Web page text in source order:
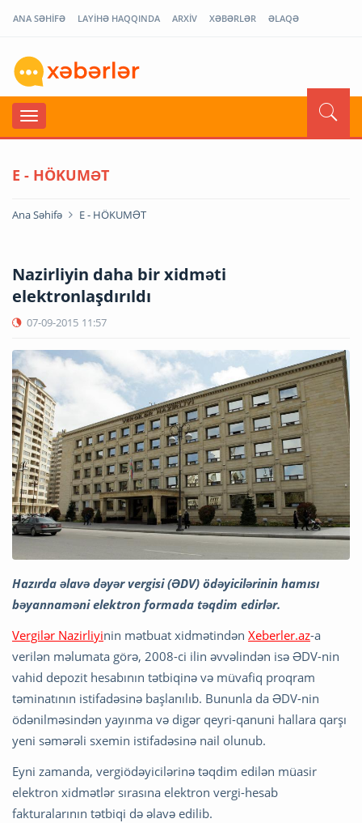
ANA SƏHİFƏ LAYİHƏ HAQQINDA ARXİV XƏBƏRLƏR ƏLAQƏ
E - HÖKUMƏT
Ana Səhifə E - HÖKUMƏT
Nazirliyin daha bir xidməti
elektronlaşdırıldı
07-09-2015 11:57
Hazırda əlavə dəyər vergisi (ƏDV) ödəyicilərinin hamısı
bəyannaməni elektron formada təqdim edirlər.
Vergilər Nazirliyinin mətbuat xidmətindən Xeberler.az-a
verilən məlumata görə, 2008-ci ilin əvvəlindən isə ƏDV-nin
vahid depozit hesabının tətbiqinə və müvafiq proqram
təminatının istifadəsinə başlanılıb. Bununla da ƏDV-nin
ödənilməsindən yayınma və digər qeyri-qanuni hallara qarşı
yeni səmərəli sxemin istifadəsinə nail olunub.
Eyni zamanda, vergiödəyicilərinə təqdim edilən müasir
elektron xidmətlər sırasına elektron vergi-hesab
fakturalarının tətbiqi də əlavə edilib.